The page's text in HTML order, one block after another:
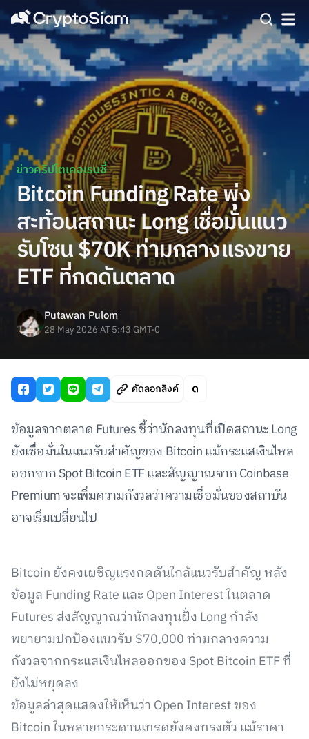
ข่าวคริปโตเคอเรนซี่
Bitcoin Funding Rate พุ่ง
สะท้อนสถานะ Long เชื่อมั่นแนว
รับโซน $70K ท่ามกลางแรงขาย
ETF ที่กดดันตลาด
Putawan Pulom
28 May 2026 AT 5:43 GMT-0
คัดลอกลิงค์
ข้อมูลจากตลาด Futures ชี้ว่านักลงทุนที่เปิดสถานะ Long
ยังเชื่อมั่นในแนวรับสำคัญของ Bitcoin แม้กระแสเงินไหล
ออกจาก Spot Bitcoin ETF และสัญญาณจาก Coinbase
Premium จะเพิ่มความกังวลว่าความเชื่อมั่นของสถาบัน
อาจเริ่มเปลี่ยนไป
Bitcoin ยังคงเผชิญแรงกดดันใกล้แนวรับสำคัญ หลัง
ข้อมูล Funding Rate และ Open Interest ในตลาด
Futures ส่งสัญญาณว่านักลงทุนฝั่ง Long กำลัง
พยายามปกป้องแนวรับ $70,000 ท่ามกลางความ
กังวลจากกระแสเงินไหลออกของ Spot Bitcoin ETF ที่
ยังไม่หยุดลง
ข้อมูลล่าสุดแสดงให้เห็นว่า Open Interest ของ
Bitcoin ในหลายกระดานเทรดยังคงทรงตัว แม้ราคา